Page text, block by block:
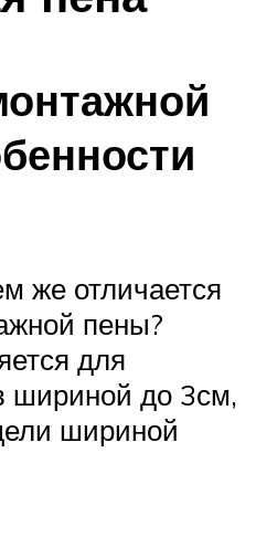
же отличается
пены?
для
шириной до 3см,
шириной